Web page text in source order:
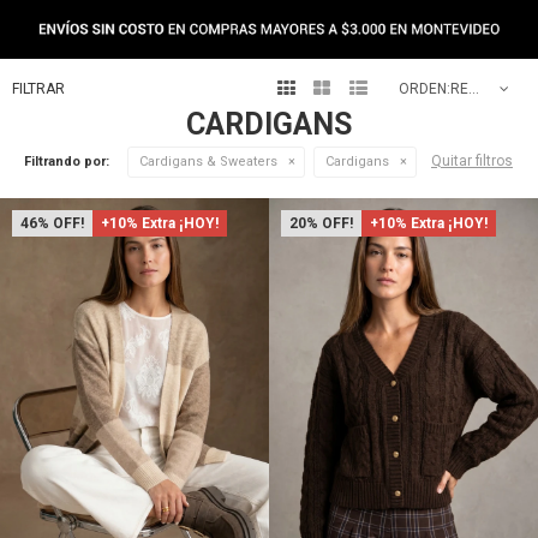
CARDIGANS
   RECOMENDADOS
Filtrando por: Cardigans & Sweaters Cardigans Quitar filtros
NEW IN
46 +10% Extra ¡HOY! 20 +10% Extra ¡HOY!